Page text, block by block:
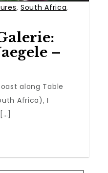
, South Africa,
–
along Table
Africa), I